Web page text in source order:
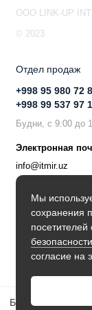
Wi-Fi
11
54
MCS7:
MCS9:
Мы
сохранения
безопасности
согласие на
OOO LINK-UP
© 2023
Отдел продаж
+998 95 980 72
+998 99 537 97
Будни, с 9:00 до
Электронная
info@itmir.uz
Поддержка в
Будьте в курсе